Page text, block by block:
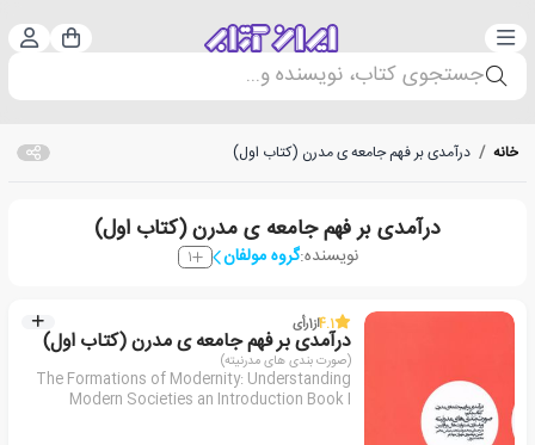
دسته‌بندی سبد
جستجوی کتاب، نویسنده و...
خانه / درآمدی بر فهم جامعه ی مدرن (کتاب اول)
درآمدی بر فهم جامعه ی مدرن (کتاب اول)
نویسنده:گروه مولفان 1
4.1از1رأی
درآمدی بر فهم جامعه ی مدرن (کتاب اول)
(صورت بندی های مدرنیته)
The Formations of Modernity: Understanding
Modern Societies an Introduction Book I